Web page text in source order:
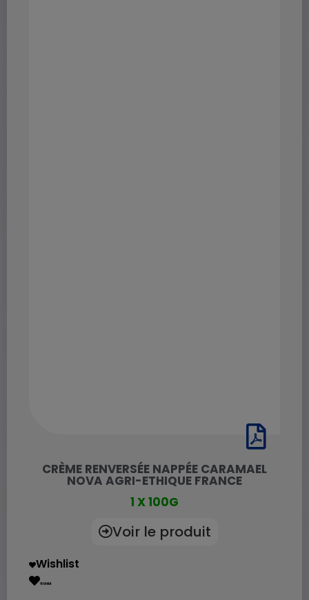
CRÈME RENVERSÉE NAPPÉE CARAMAEL
NOVA AGRI-ETHIQUE FRANCE
1 X 100G
Voir le produit
Wishlist
Wishlist